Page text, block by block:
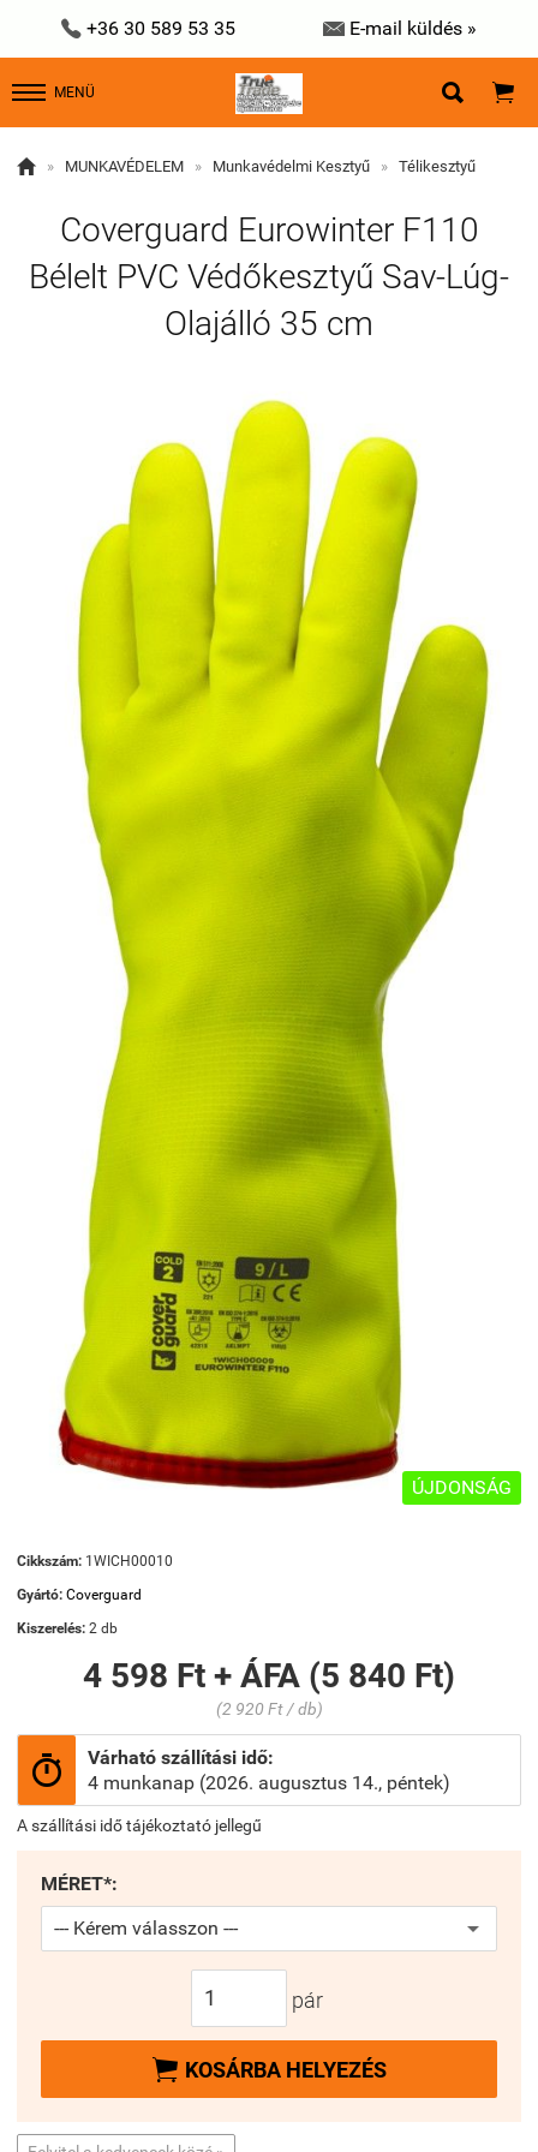
 +36 30 589 53 35  E-mail küldés »
MENÜ  
 » MUNKAVÉDELEM » Munkavédelmi Kesztyű » Télikesztyű
Coverguard Eurowinter F110
Bélelt PVC Védőkesztyű Sav-Lúg-
Olajálló 35 cm
ÚJDONSÁG
Cikkszám: 1WICH00010
Gyártó: Coverguard
Kiszerelés: 2 db
4 598 Ft + ÁFA (5 840 Ft)
(2 920 Ft / db)

Várható szállítási idő:
4 munkanap (2026. augusztus 14., péntek)
A szállítási idő tájékoztató jellegű
MÉRET*:
pár
 KOSÁRBA HELYEZÉS